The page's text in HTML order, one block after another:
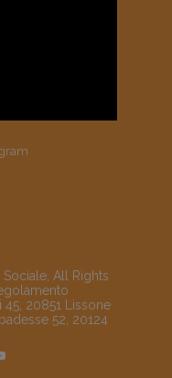
All Rights
45, 20851 Lissone
52, 20124